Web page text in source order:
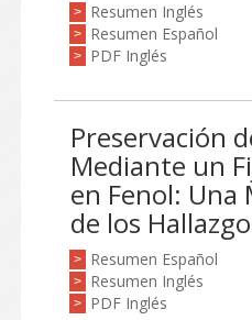
> Resumen Inglés
> Resumen Español
> PDF Inglés
Preservación
Mediante un
en Fenol: Una
de los
> Resumen Español
> Resumen Inglés
> PDF Inglés